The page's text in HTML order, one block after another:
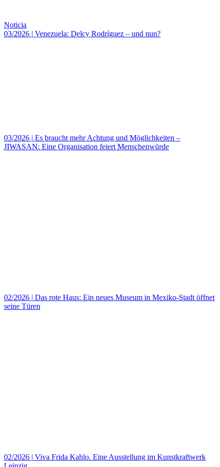
Noticia
03/2026 | Venezuela: Delcy Rodríguez – und nun?
03/2026 | Es braucht mehr Achtung und Möglichkeiten –
JIWASAN: Eine Organisation feiert Menschenwürde
02/2026 | Das rote Haus: Ein neues Museum in Mexiko‑Stadt öffnet
seine Türen
02/2026 | Viva Frida Kahlo. Eine Ausstellung im Kunstkraftwerk